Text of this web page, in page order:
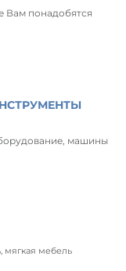
Вам понадобятся
машины
мягкая мебель